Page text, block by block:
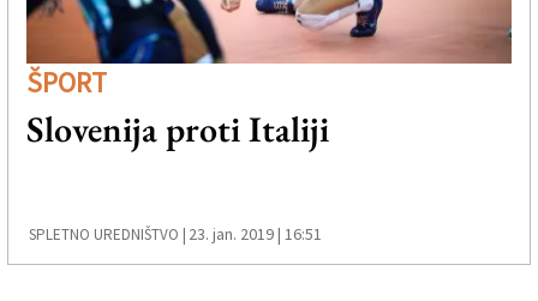
ŠPORT
Slovenija proti Italiji
SPLETNO UREDNIŠTVO | 23. jan. 2019 | 16:51